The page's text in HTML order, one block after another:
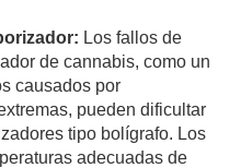
Los fallos de
de cannabis, como un
causados por
pueden dificultar
tipo bolígrafo. Los
adecuadas de